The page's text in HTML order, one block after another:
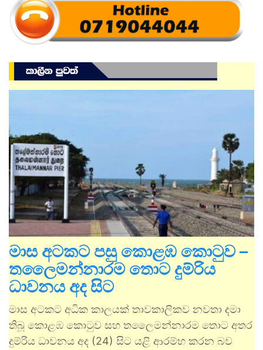
මාස අටකට පසු කොළඹ කොටුව –
තලෛමන්නාරම තොට දුම්රිය
ධාවනය අද සිට
මාස අටකට අධික කාලයක් තාවකාලිකව නවතා දමා
තිබූ කොළඹ කොටුව සහ තලෛමන්නාරම තොට අතර
දුම්රිය ධාවනය අද (24) සිට යළි ආරම්භ කරන බව